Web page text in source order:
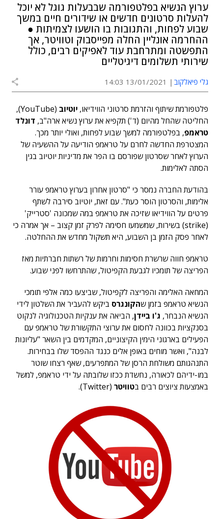
ערוץ הנשיא בפלטפורמה שבבעלות גוגל לא יוכל
להעלות סרטונים חדשים או שידורים חיים במשך
שבוע לפחות, והתגובות בו הושעו לצמיתות ●
ההחרמה אונליין החלה מפייסבוק וטוויטר, אך
התפשטה ומתרחבת עוד לאפיקים רבים, כולל
שירותי תשלומים דיגיטליים
גלי פיאלקוב 13/01/2021 14:03
פלטפורמת שיתוף והזרמת סרטוני הווידיאו, יוטיוב
(YouTube),
החליטה שהחל מהיום (ד') תקפיא את ערוץ נשיא ארה"ב, דונלד
טראמפ, בפלטפורמה למשך שבוע לפחות, ואולי יותר מכך.
המצטרפת החדשה לחרם על טראמפ הודיעה על ההשעיה של
הערוץ לאחר שסרטון שפורסם בו הפר את מדיניות יוטיוב בגין
הסתה לאלימות.
בהודעת החברה נמסר כי "סרטון אחרון בערוץ טראמפ עורר
אלימות, והסרטון הוסר כעת". עם זאת, יוטיוב סירבה לשתף
פרטים על הווידיאו שזיכה את טראמפ במה שמכונה 'סטרייק'
(strike) בשירות, שמשמעו חסימה לפרק זמן קצוב – אך אמרה כי
לאחר פסק הזמן בן השבוע, היא תשקול מחדש את ההחלטה.
טראמפ חווה שרשרת חסימות וחרמות של רשתות חברתיות מאז
הפריצה של תומכיו לגבעת הקפיטול, שהתרחשו לפני שבוע.
המחאה האלימה והפריצה לקפיטול, שביצעו כמה אלפי תומכי
הנשיא טראמפ בזמן שהקונגרס ביקש להעביר את השלטון לידי
הנשיא הנבחר, ג'ו ביידן, הביאה את ענקיות הטכנולוגיה לנקוט
בסנקציות בכוונה לחסום את ערוצי התקשורת של טראמפ עם
הפעילים בארגוני הימין הקיצוניים, המקדמים בין השאר "עליונות
לבנה", ואשר מוחים באופן אלים כנגד ההפסד שלו בבחירות.
התנהגותם משולחת הרסן של המתפרעים, שאף רצחו שוטר
במו-ידיהם לכאורה, נחשדת ככזו שלובתה על ידי טראמפ, למשל
באמצעות ציוצים רבים בטוויטר (Twitter).